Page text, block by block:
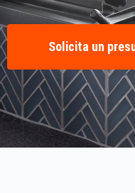
Solicita un